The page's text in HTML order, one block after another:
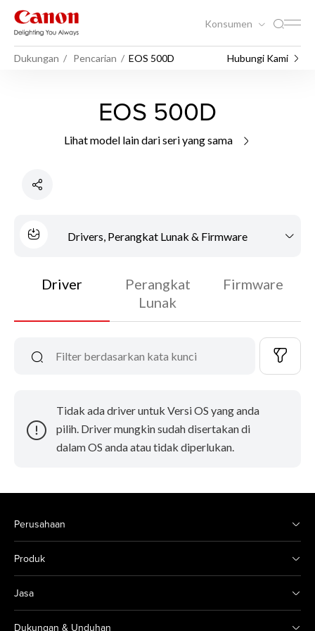
Konsumen
Dukungan Pencarian EOS 500D Hubungi Kami
EOS 500D
Lihat model lain dari seri yang sama
Drivers, Perangkat Lunak & Firmware
Driver
Perangkat
Lunak
Firmware
Tidak ada driver untuk Versi OS yang anda
pilih. Driver mungkin sudah disertakan di
dalam OS anda atau tidak diperlukan.
Perusahaan
Produk
Jasa
Dukungan & Unduhan